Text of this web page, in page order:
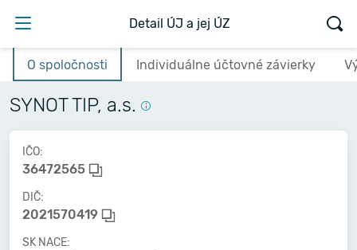
Detail ÚJ a jej ÚZ
O spoločnosti Individuálne účtovné závierky
SYNOT TIP, a.s.
IČO:
36472565
DIČ:
2021570419
SK NACE: